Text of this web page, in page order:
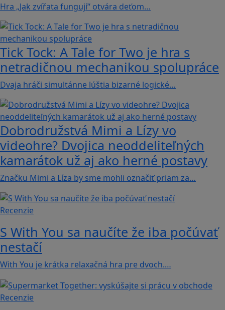
Hra „Jak zvířata fungují“ otvára deťom…
Tick Tock: A Tale for Tw‪o je hra s
netradičnou mechanikou spolupráce
Dvaja hráči simultánne lúštia bizarné logické…
Dobrodružstvá Mimi a Lízy vo
videohre? Dvojica neoddeliteľných
kamarátok už aj ako herné postavy
Značku Mimi a Líza by sme mohli označiť priam za…
Recenzie
S With You sa naučíte že iba počúvať
nestačí
With You je krátka relaxačná hra pre dvoch.…
Recenzie